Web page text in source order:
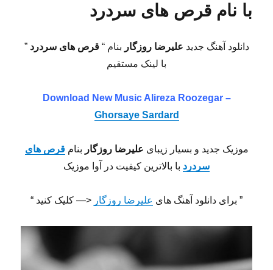
با نام قرص های سردرد
دانلود آهنگ جدید علیرضا روزگار بنام “ قرص های سردرد”
با لینک مستقیم
Download New Music Alireza Roozegar –
Ghorsaye Sardard
موزیک جدید و بسیار زیبای علیرضا روزگار بنام قرص های
سردرد با بالاترین کیفیت در آوا موزیک
” برای دانلود آهنگ های علیرضا روزگار <— کلیک کنید “